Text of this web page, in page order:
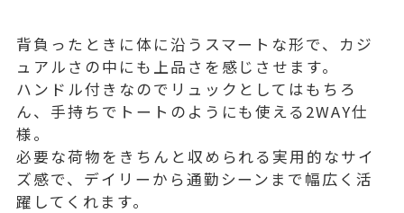
背負ったときに体に沿うスマートな形で、カジ
ュアルさの中にも上品さを感じさせます。
ハンドル付きなのでリュックとしてはもちろ
ん、手持ちでトートのようにも使える2WAY仕
様。
必要な荷物をきちんと収められる実用的なサイ
ズ感で、デイリーから通勤シーンまで幅広く活
躍してくれます。